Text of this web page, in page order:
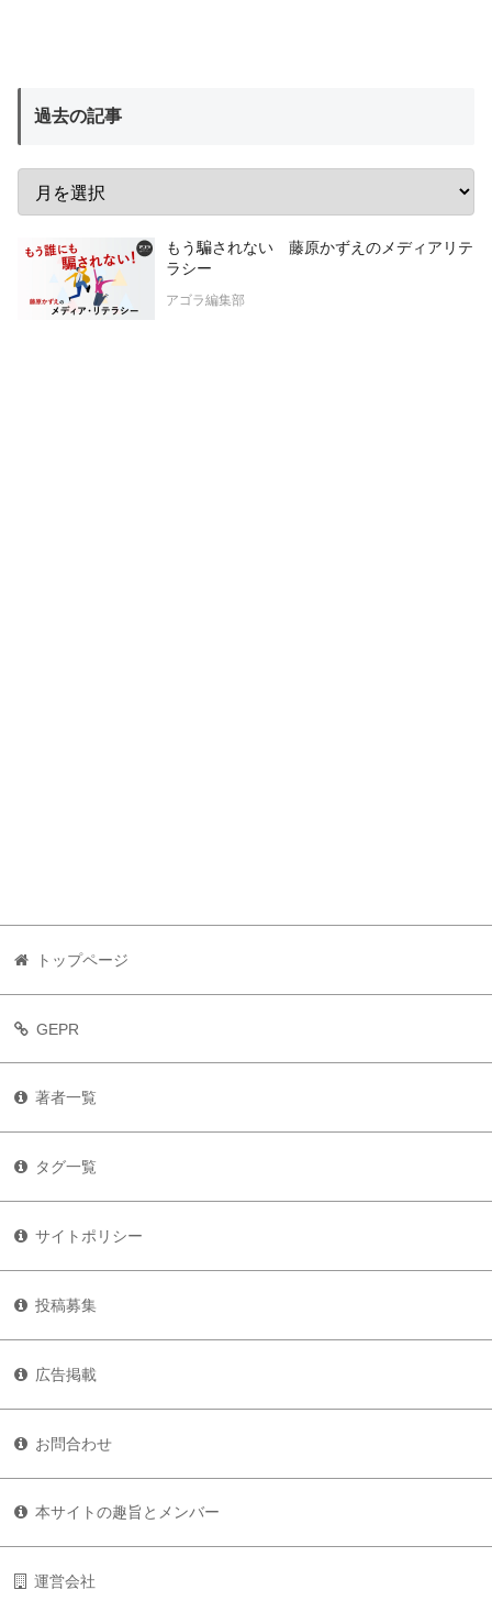
過去の記事
もう騙されない 藤原かずえのメディアリテ
ラシー
アゴラ編集部
トップページ
GEPR
著者一覧
タグ一覧
サイトポリシー
投稿募集
広告掲載
お問合わせ
本サイトの趣旨とメンバー
運営会社